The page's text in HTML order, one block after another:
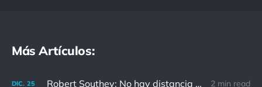
Más Artículos:
DIC. 25 Robert Southey: No hay distancia o tiempo que pueda disminuir la amistad de aquellos que están completamente convencidos del valor del otro 2 min read